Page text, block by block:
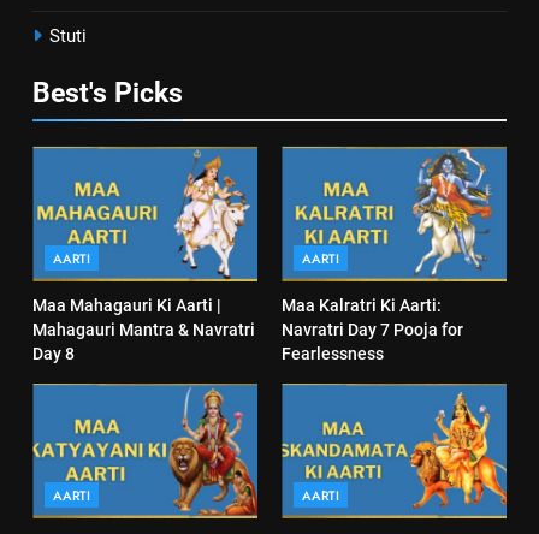
Stuti
Best's Picks
AARTI
Maa Mahagauri Ki Aarti |
Mahagauri Mantra & Navratri
Day 8
AARTI
Maa Kalratri Ki Aarti:
Navratri Day 7 Pooja for
Fearlessness
AARTI AARTI